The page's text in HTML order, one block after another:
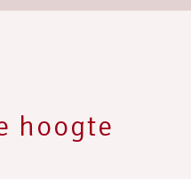
hoogte